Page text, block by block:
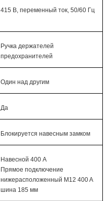
415 В, переменный ток, 50/60 Гц
Ручка держателей
предохранителей
Один над другим
Да
Блокируется навесным замком
Навесной 400 A
Прямое подключение
нижерасположенный M12 400 A
шина 185 мм